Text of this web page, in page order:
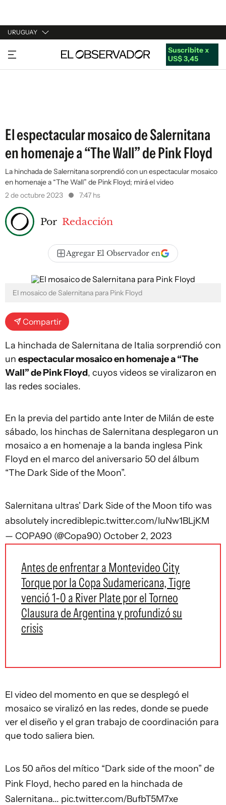
URUGUAY
URUGUAY
ARGENTINA
Suscribite x
US$ 3,45
El espectacular mosaico de Salernitana
en homenaje a “The Wall” de Pink Floyd
La hinchada de Salernitana sorprendió con un espectacular mosaico
en homenaje a “The Wall” de Pink Floyd; mirá el video
2 de octubre 2023
7:47 hs
Por Redacción
Agregar El Observador en
El mosaico de Salernitana para Pink Floyd
Compartir
La hinchada de Salernitana de Italia sorprendió con
un espectacular mosaico en homenaje a “The
Wall” de Pink Floyd, cuyos videos se viralizaron en
las redes sociales.
En la previa del partido ante Inter de Milán de este
sábado, los hinchas de Salernitana desplegaron un
mosaico a en homenaje a la banda inglesa Pink
Floyd en el marco del aniversario 50 del álbum
“The Dark Side of the Moon”.
Salernitana ultras' Dark Side of the Moon tifo was
absolutely incrediblepic.twitter.com/luNw1BLjKM
— COPA90 (@Copa90) October 2, 2023
Antes de enfrentar a Montevideo City
Torque por la Copa Sudamericana, Tigre
venció 1-0 a River Plate por el Torneo
Clausura de Argentina y profundizó su
crisis
El video del momento en que se desplegó el
mosaico se viralizó en las redes, donde se puede
ver el diseño y el gran trabajo de coordinación para
que todo saliera bien.
Los 50 años del mítico “Dark side of the moon” de
Pink Floyd, hecho pared en la hinchada de
Salernitana... pic.twitter.com/BufbT5M7xe